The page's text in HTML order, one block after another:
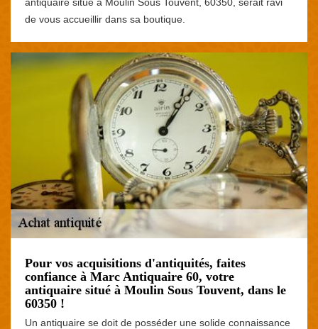
de vous accueillir dans sa boutique.
Pour vos acquisitions d'antiquités, faites
confiance à Marc Antiquaire 60, votre
antiquaire situé à Moulin Sous Touvent, dans le
60350 !
Un antiquaire se doit de posséder une solide connaissance